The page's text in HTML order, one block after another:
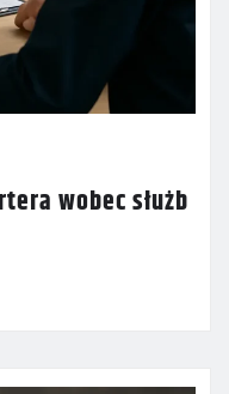
wobec służb